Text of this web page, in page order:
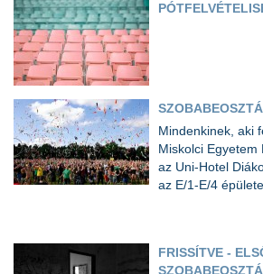
Mindenkinek, aki
Miskolci Egyetem
az Uni-Hotel
az E/1-E/4
FRISSÍTVE -